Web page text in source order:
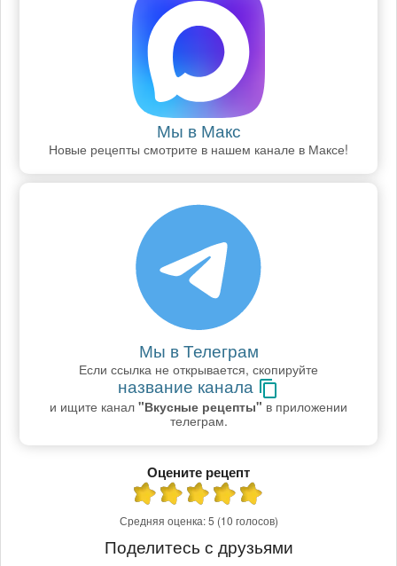
Мы в Макс
Новые рецепты смотрите в нашем канале в Максе!
Мы в Телеграм
Если ссылка не открывается, скопируйте
название канала
и ищите канал "Вкусные рецепты" в приложении
телеграм.
Оцените рецепт
Средняя оценка:5 (10 голосов)
Поделитесь с друзьями